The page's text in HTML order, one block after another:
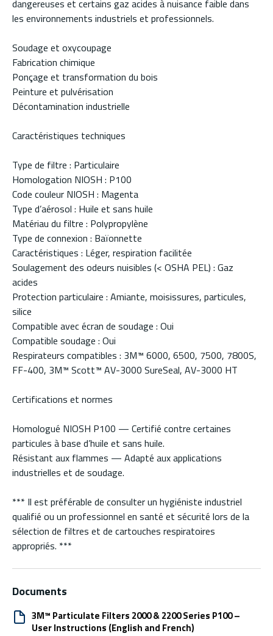
dangereuses et certains gaz acides à nuisance faible dans
les environnements industriels et professionnels.
Soudage et oxycoupage
Fabrication chimique
Ponçage et transformation du bois
Peinture et pulvérisation
Décontamination industrielle
Caractéristiques techniques
Type de filtre : Particulaire
Homologation NIOSH : P100
Code couleur NIOSH : Magenta
Type d’aérosol : Huile et sans huile
Matériau du filtre : Polypropylène
Type de connexion : Baïonnette
Caractéristiques : Léger, respiration facilitée
Soulagement des odeurs nuisibles (< OSHA PEL) : Gaz
acides
Protection particulaire : Amiante, moisissures, particules,
silice
Compatible avec écran de soudage : Oui
Compatible soudage : Oui
Respirateurs compatibles : 3M™ 6000, 6500, 7500, 7800S,
FF-400, 3M™ Scott™ AV-3000 SureSeal, AV-3000 HT
Certifications et normes
Homologué NIOSH P100 — Certifié contre certaines
particules à base d’huile et sans huile.
Résistant aux flammes — Adapté aux applications
industrielles et de soudage.
*** Il est préférable de consulter un hygiéniste industriel
qualifié ou un professionnel en santé et sécurité lors de la
sélection de filtres et de cartouches respiratoires
appropriés. ***
Documents
3M™ Particulate Filters 2000 & 2200 Series P100 –
User Instructions (English and French)